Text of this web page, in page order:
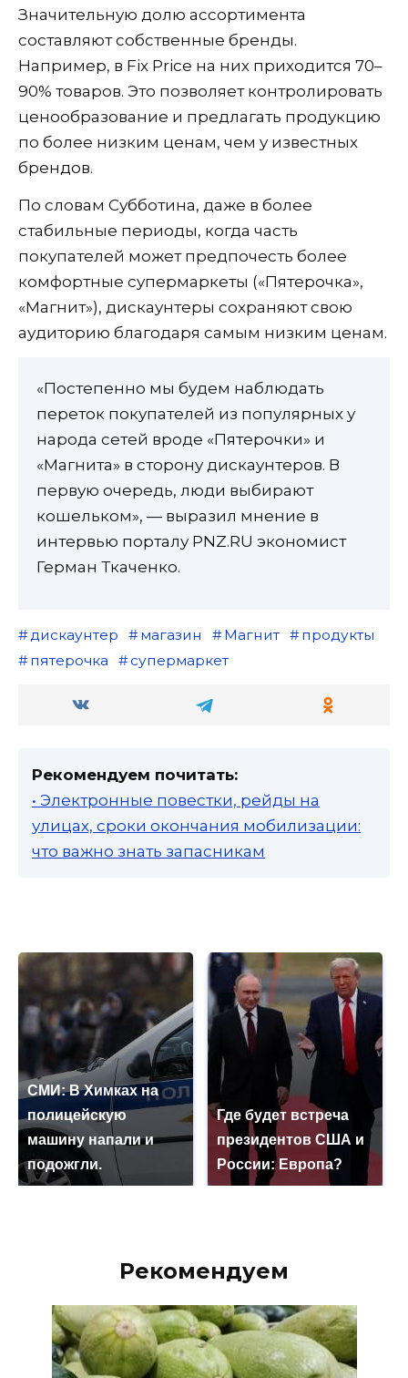
Значительную долю ассортимента
составляют собственные бренды.
Например, в Fix Price на них приходится 70–
90% товаров. Это позволяет контролировать
ценообразование и предлагать продукцию
по более низким ценам, чем у известных
брендов.
По словам Субботина, даже в более
стабильные периоды, когда часть
покупателей может предпочесть более
комфортные супермаркеты («Пятерочка»,
«Магнит»), дискаунтеры сохраняют свою
аудиторию благодаря самым низким ценам.
«Постепенно мы будем наблюдать
переток покупателей из популярных у
народа сетей вроде «Пятерочки» и
«Магнита» в сторону дискаунтеров. В
первую очередь, люди выбирают
кошельком», — выразил мнение в
интервью порталу PNZ.RU экономист
Герман Ткаченко.
дискаунтер магазин Магнит
продукты
пятерочка
супермаркет
Рекомендуем почитать:
• Электронные повестки, рейды на
улицах, сроки окончания мобилизации:
что важно знать запасникам
СМИ: В Химках на
полицейскую
машину напали и
подожгли.
Где будет встреча
президентов США и
России: Европа?
Рекомендуем